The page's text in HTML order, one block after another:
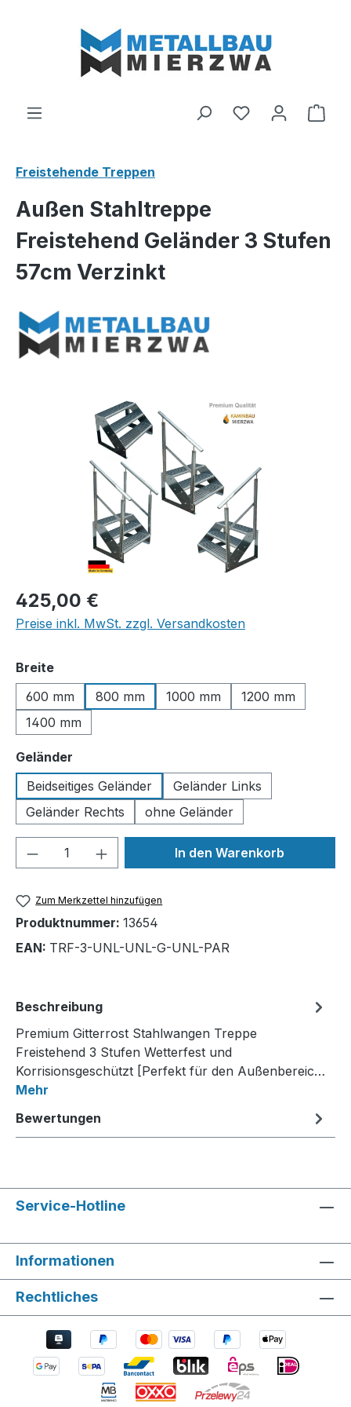
Du hast 0
Freistehende Treppen
Außen Stahltreppe
Freistehend Geländer 3 Stufen
57cm Verzinkt
Bildergalerie überspringen
Regulärer Preis:
425,00 €
Preise inkl. MwSt. zzgl. Versandkosten
Breiteauswählen
600 mm
800 mm 1000 mm
1200 mm
1400 mm
Geländer
Beidseitiges Geländer
Geländer Links
Geländer Rechts
ohne Geländer
Produkt Anzahl: Gib denIn den Warenkorb
Zum Merkzettel hinzufügen
Produktnummer: 13654
EAN: TRF-3-UNL-UNL-G-UNL-PAR
Beschreibung
Premium Gitterrost Stahlwangen Treppe
Freistehend 3 Stufen Wetterfest und
Korrisionsgeschützt [Perfekt für den Außenbereic…
Mehr
Bewertungen
Service-Hotline
Informationen
Rechtliches